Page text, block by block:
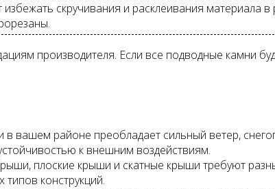
скручивания и расклеивания материала в
производителя. Если все подводные камни
вашем районе преобладает сильный ветер,
к внешним воздействиям.
плоские крыши и скатные крыши требуют
конструкций.